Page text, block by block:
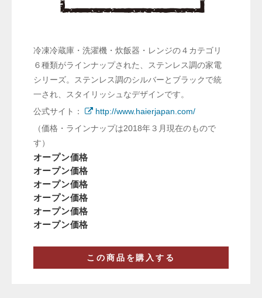
冷凍冷蔵庫・洗濯機・炊飯器・レンジの４カテゴリ
６種類がラインナップされた、ステンレス調の家電
シリーズ。ステンレス調のシルバーとブラックで統
⼀され、スタイリッシュなデザインです。
公式サイト：
http://www.haierjapan.com/
（価格・ラインナップは2018年３月現在のもので
す）
オープン価格
オープン価格
オープン価格
オープン価格
オープン価格
オープン価格
この商品を購入する